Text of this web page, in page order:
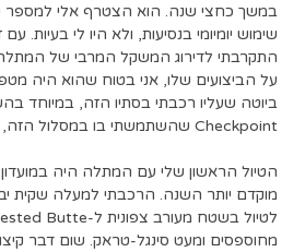
במשך כחצי שנה. הוא הצטרף אלי למספר
שימוש יומיומי בנסיעות, ולא היו לי בעיות.
התקרבתי לדירוג המשקל המרבי של
על הביצועים שלו, אני בטוח שהוא היה
Checkpoint שהשתמשתי בו במסלול הזה, שבסופו של דבר נשבר.
הטיול הראשון שלי עם המתלה היה
מוקדם יותר השנה. הרכבתי למעלה שקית
מחוספסים ומעט סינגל-טראק. שום דבר